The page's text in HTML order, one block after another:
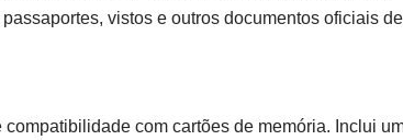
vistos e outros documentos oficiais de
com cartões de memória. Inclui